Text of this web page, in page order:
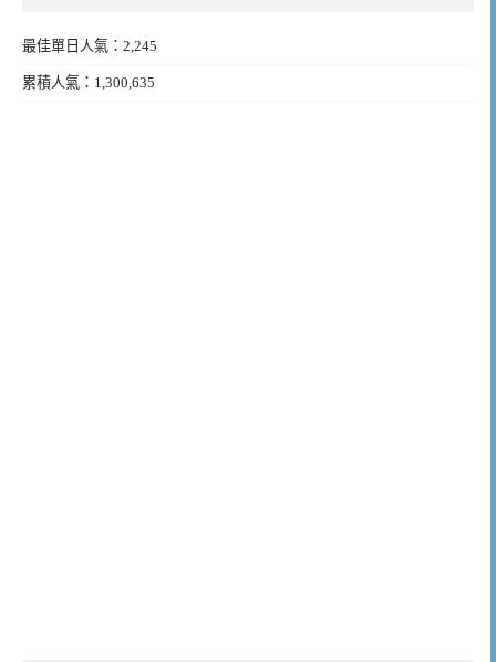
最佳單日人氣：2,245
累積人氣：1,300,635